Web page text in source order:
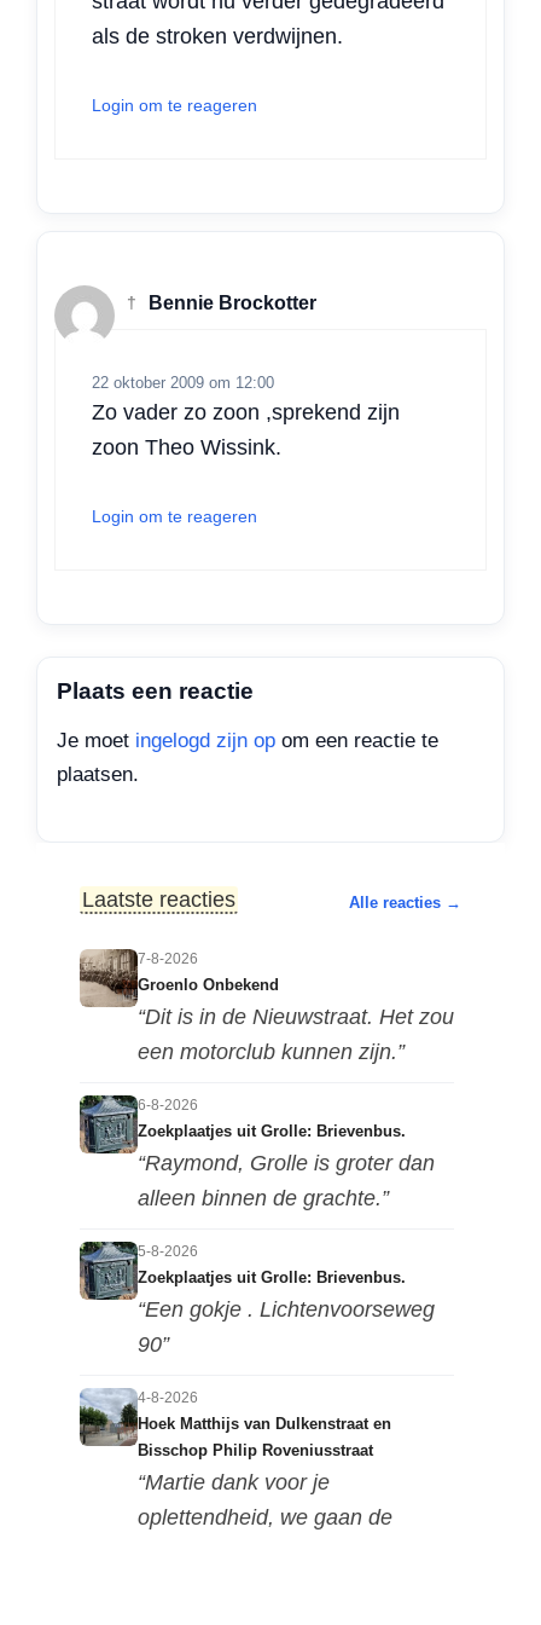
als de stroken verdwijnen.
Login om te reageren
† Bennie Brockotter
22 oktober 2009 om 12:00
Zo vader zo zoon ,sprekend zijn
zoon Theo Wissink.
Login om te reageren
Plaats een reactie
Je moet ingelogd zijn op om een reactie te
plaatsen.
Laatste reacties Alle reacties →
7-8-2026
Groenlo Onbekend
“Dit is in de Nieuwstraat. Het zou
een motorclub kunnen zijn.”
6-8-2026
Zoekplaatjes uit Grolle: Brievenbus.
“Raymond, Grolle is groter dan
alleen binnen de grachte.”
5-8-2026
Zoekplaatjes uit Grolle: Brievenbus.
“Een gokje . Lichtenvoorseweg
90”
4-8-2026
Hoek Matthijs van Dulkenstraat en
Bisschop Philip Roveniusstraat
“Martie dank voor je
oplettendheid, we gaan de